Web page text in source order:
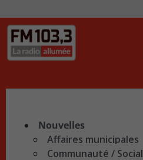
Nouvelles
Affaires municipales
Communauté / Social